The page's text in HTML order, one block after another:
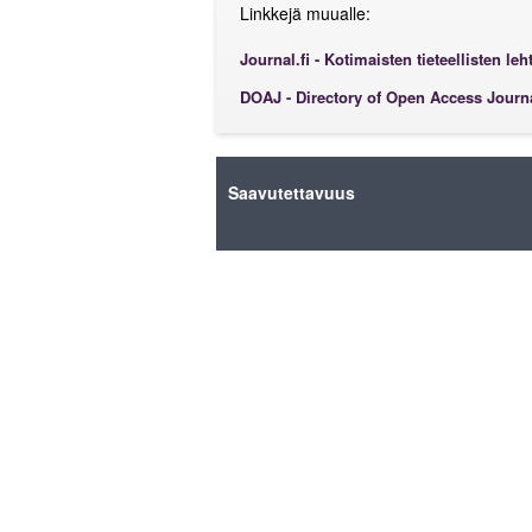
Linkkejä muualle:
Journal.fi - Kotimaisten tieteellisten
DOAJ - Directory of Open Access
Saavutettavuus